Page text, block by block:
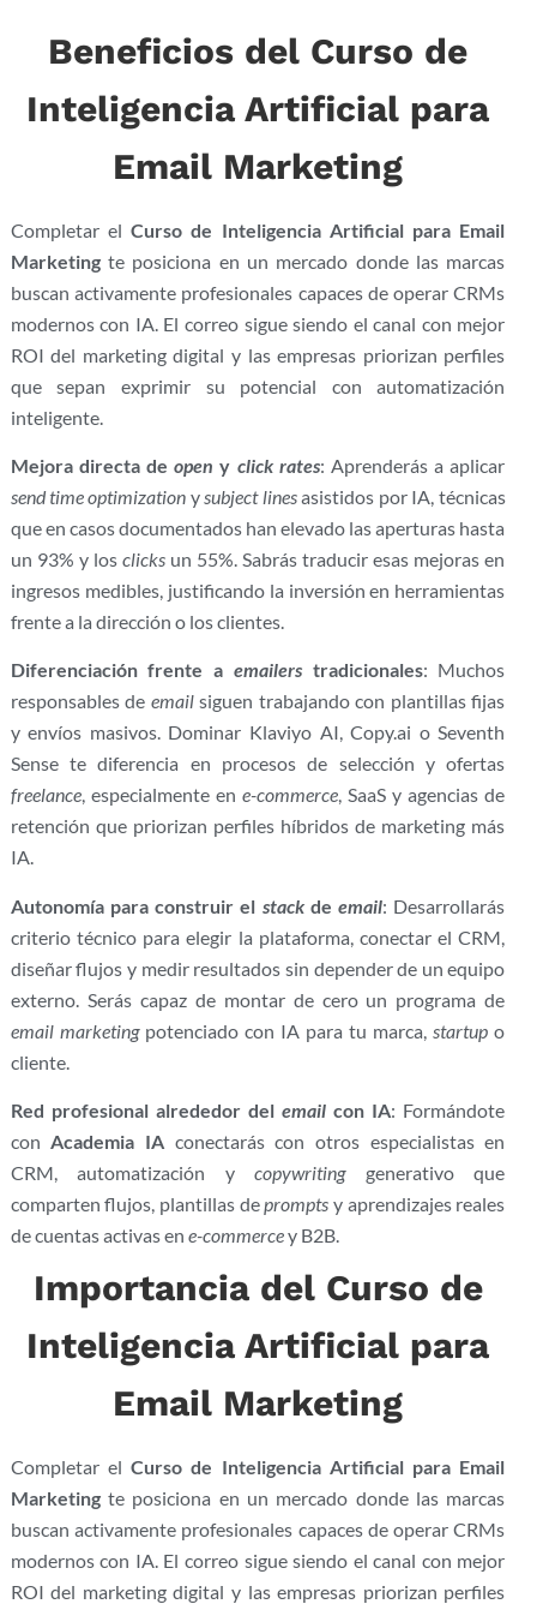
Beneficios del Curso de
Inteligencia Artificial para
Email Marketing
Completar elCurso de Inteligencia Artificial para Email
Marketingte posiciona en un mercado donde las marcas
buscan activamente profesionales capaces de operar CRMs
modernos con IA. El correo sigue siendo el canal con mejor
ROI del marketing digital y las empresas priorizan perfiles
que sepan exprimir su potencial con automatización
inteligente.
Mejora directa deopen y click rates: Aprenderás a aplicar
send time optimization ysubject linesasistidos por IA, técnicas
que en casos documentados han elevado las aperturas hasta
un 93% y los clicksun 55%. Sabrás traducir esas mejoras en
ingresos medibles, justificando la inversión en herramientas
frente a la dirección o los clientes.
Diferenciación frente a emailerstradicionales: Muchos
responsables de emailsiguen trabajando con plantillas fijas
y envíos masivos. Dominar Klaviyo AI, Copy.ai o Seventh
Sense te diferencia en procesos de selección y ofertas
freelance, especialmente en e-commerce, SaaS y agencias de
retención que priorizan perfiles híbridos de marketing más
IA.
Autonomía para construir el stackdeemail: Desarrollarás
criterio técnico para elegir la plataforma, conectar el CRM,
diseñar flujos y medir resultados sin depender de un equipo
externo. Serás capaz de montar de cero un programa de
email marketingpotenciado con IA para tu marca,startup o
cliente.
Red profesional alrededor delemail con IA: Formándote
conAcademia IA conectarás con otros especialistas en
CRM, automatización ycopywritinggenerativo que
comparten flujos, plantillas deprompts y aprendizajes reales
de cuentas activas en e-commercey B2B.
Importancia del Curso de
Inteligencia Artificial para
Email Marketing
Completar elCurso de Inteligencia Artificial para Email
Marketingte posiciona en un mercado donde las marcas
buscan activamente profesionales capaces de operar CRMs
modernos con IA. El correo sigue siendo el canal con mejor
ROI del marketing digital y las empresas priorizan perfiles